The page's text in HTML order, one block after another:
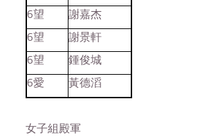
6望
謝嘉杰
6望
謝景軒
6望
鍾俊城
6愛
黃德滔
女子組殿軍